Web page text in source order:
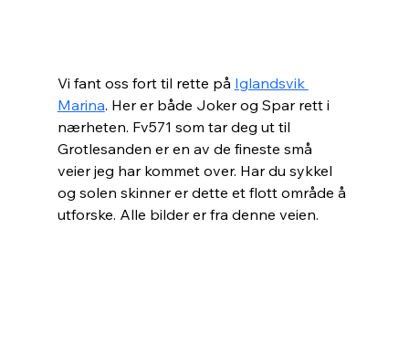
Vi fant oss fort til rette på Iglandsvik
Marina. Her er både Joker og Spar rett i
nærheten. Fv571 som tar deg ut til
Grotlesanden er en av de fineste små
veier jeg har kommet over. Har du sykkel
og solen skinner er dette et flott område å
utforske. Alle bilder er fra denne veien.